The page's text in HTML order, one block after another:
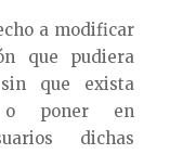
a modificar
que pudiera
que exista
o poner en
dichas